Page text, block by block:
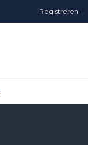
|
Registreren